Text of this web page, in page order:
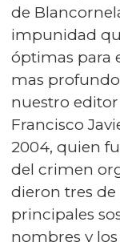
de
impunidad
óptimas para
mas
nuestro
Francisco
2004, quien
del crimen
dieron tres
principales
nombres y